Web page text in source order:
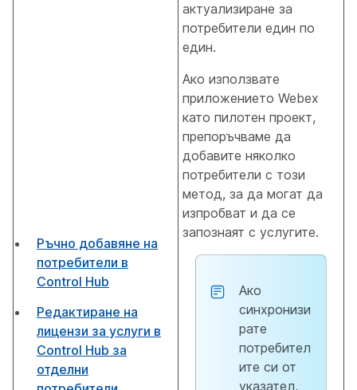
Ръчно добавяне на
потребители в
Control Hub
Редактиране на
лицензи за услуги в
Control Hub за
отделни
актуализиране за
потребители един по
един.
Ако използвате
приложението Webex
като пилотен проект,
препоръчваме да
добавите няколко
потребители с този
метод, за да могат да
изпробват и да се
запознаят с услугите.
Ако
синхронизи
рате
потребител
ите си от
указател,